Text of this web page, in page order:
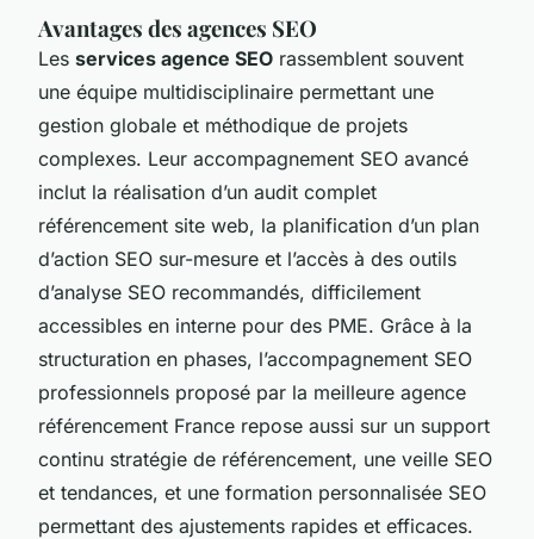
Avantages des agences SEO
Les services agence SEO rassemblent souvent
une équipe multidisciplinaire permettant une
gestion globale et méthodique de projets
complexes. Leur accompagnement SEO avancé
inclut la réalisation d’un audit complet
référencement site web, la planification d’un plan
d’action SEO sur-mesure et l’accès à des outils
d’analyse SEO recommandés, difficilement
accessibles en interne pour des PME. Grâce à la
structuration en phases, l’accompagnement SEO
professionnels proposé par la meilleure agence
référencement France repose aussi sur un support
continu stratégie de référencement, une veille SEO
et tendances, et une formation personnalisée SEO
permettant des ajustements rapides et efficaces.